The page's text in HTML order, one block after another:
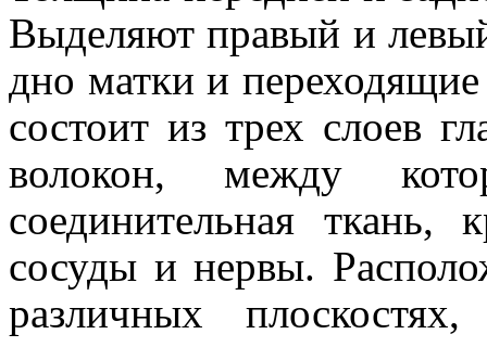
Выделяют правый и
дно матки и
состоит из трех слоев
волокон, между
соединительная ткань,
сосуды и нервы.
различных